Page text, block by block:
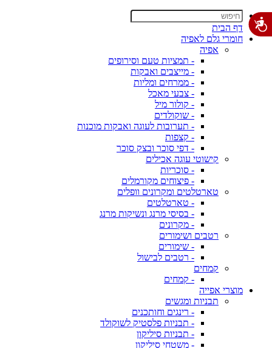
דף הבית
חומרי גלם לאפיה
אפיה
- תמציות טעם וסירופים
- מייצבים ואבקות
- ממרחים ומליות
- צבעי מאכל
- קולור מיל
- שוקולדים
- תערובות לעוגה ואבקות מוכנות
- קצפות
- דפי סוכר ובצק סוכר
קישוטי עוגה אכילים
- סוכריות
- פיצוחים מקורמלים
טארטלטים ומקרונים וופלים
- טארטלטים
- בסיסי מרנג ונשיקות מרנג
- מקרונים
רטבים ושימורים
- שימורים
- רטבים לבישול
קמחים
- קמחים
מוצרי אפייה
תבניות ומגשים
- רינגים וחותכנים
- תבניות פלסטיק לשוקולד
- תבניות סיליקון
- משטחי סיליקון